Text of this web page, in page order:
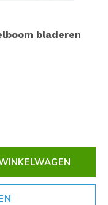
bladeren